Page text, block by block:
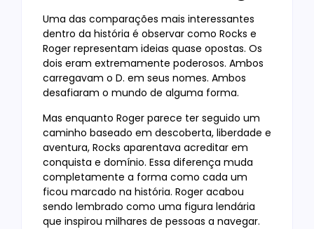
Uma das comparações mais interessantes
dentro da história é observar como Rocks e
Roger representam ideias quase opostas. Os
dois eram extremamente poderosos. Ambos
carregavam o D. em seus nomes. Ambos
desafiaram o mundo de alguma forma.
Mas enquanto Roger parece ter seguido um
caminho baseado em descoberta, liberdade e
aventura, Rocks aparentava acreditar em
conquista e domínio. Essa diferença muda
completamente a forma como cada um
ficou marcado na história. Roger acabou
sendo lembrado como uma figura lendária
que inspirou milhares de pessoas a navegar.